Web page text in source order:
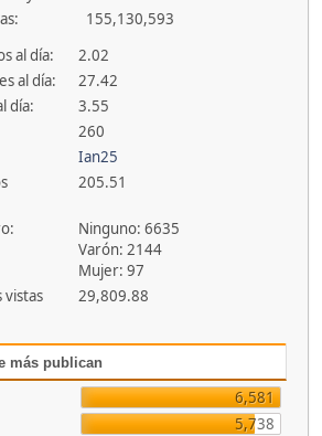
155,130,593
al día:
2.02
al día:
27.42
día:
3.55
260
Ian25
205.51
Ninguno: 6635
Varón: 2144
Mujer: 97
vistas
29,809.88
más publican
6,581
5,738